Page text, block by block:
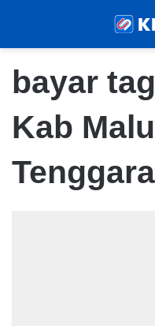
bayar
Kab
Tenggara